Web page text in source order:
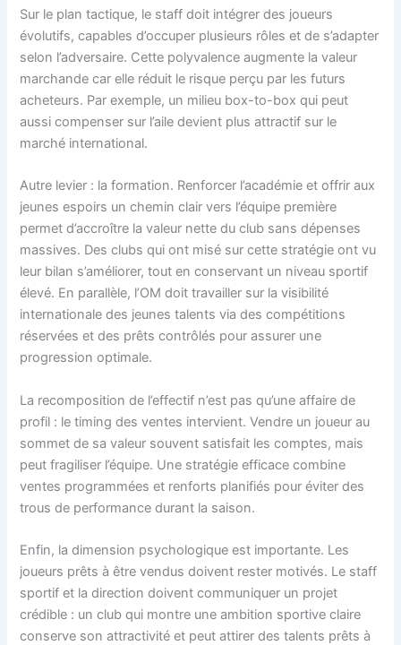
Sur le plan tactique, le staff doit intégrer des joueurs
évolutifs, capables d’occuper plusieurs rôles et de s’adapter
selon l’adversaire. Cette polyvalence augmente la valeur
marchande car elle réduit le risque perçu par les futurs
acheteurs. Par exemple, un milieu box-to-box qui peut
aussi compenser sur l’aile devient plus attractif sur le
marché international.
Autre levier : la formation. Renforcer l’académie et offrir aux
jeunes espoirs un chemin clair vers l’équipe première
permet d’accroître la valeur nette du club sans dépenses
massives. Des clubs qui ont misé sur cette stratégie ont vu
leur bilan s’améliorer, tout en conservant un niveau sportif
élevé. En parallèle, l’OM doit travailler sur la visibilité
internationale des jeunes talents via des compétitions
réservées et des prêts contrôlés pour assurer une
progression optimale.
La recomposition de l’effectif n’est pas qu’une affaire de
profil : le timing des ventes intervient. Vendre un joueur au
sommet de sa valeur souvent satisfait les comptes, mais
peut fragiliser l’équipe. Une stratégie efficace combine
ventes programmées et renforts planifiés pour éviter des
trous de performance durant la saison.
Enfin, la dimension psychologique est importante. Les
joueurs prêts à être vendus doivent rester motivés. Le staff
sportif et la direction doivent communiquer un projet
crédible : un club qui montre une ambition sportive claire
conserve son attractivité et peut attirer des talents prêts à